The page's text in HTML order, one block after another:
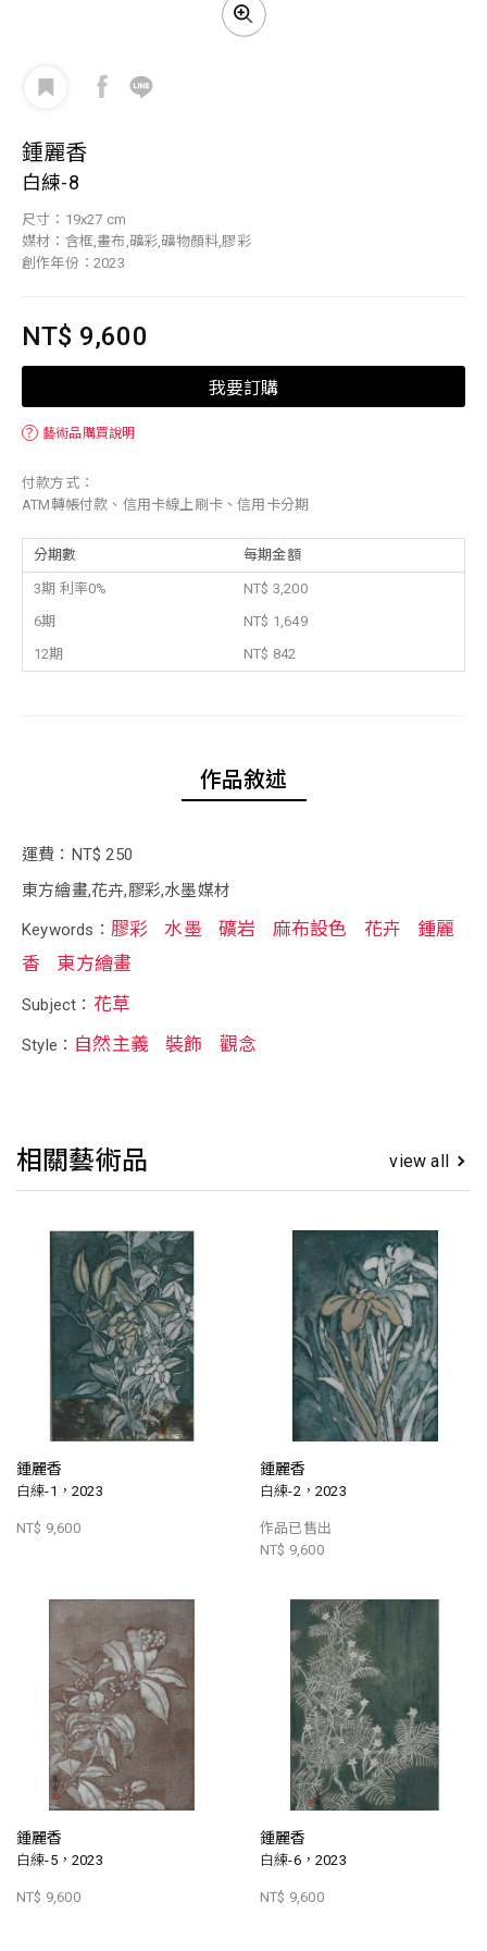
鍾麗香
白練-8
尺寸：19x27 cm
媒材：含框,畫布,礦彩,礦物顏料,膠彩
創作年份：2023
NT$ 9,600
我要訂購
？ 藝術品購買說明
付款方式：
ATM轉帳付款、信用卡線上刷卡、信用卡分期
分期數 每期金額
3期 利率0%
NT$ 3,200
6期
NT$ 1,649
12期
NT$ 842
作品敘述
運費：NT$ 250
東方繪畫,花卉,膠彩,水墨媒材
Keywords： 膠彩 水墨 礦岩 麻布設色 花卉
鍾麗
香
東方繪畫
Subject： 花草
Style： 自然主義 裝飾 觀念
相關藝術品 view all
鍾麗香
白練-1，2023
NT$ 9,600
鍾麗香
白練-2，2023
作品已售出
NT$ 9,600
鍾麗香
白練-5，2023
NT$ 9,600
鍾麗香
白練-6，2023
NT$ 9,600